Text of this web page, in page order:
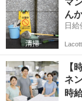
マ
ん
【
ネ
時